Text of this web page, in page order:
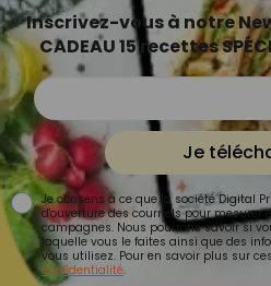
Inscrivez-vous à notre
CADEAU 15 recettes
Je
Je consens à ce que la société Digital
d'ouverture des courriels pour mesurer
campagnes. Nous pourrons savoir si
laquelle vous le faites ainsi que des
vous utilisez. Pour en savoir plus sur
confidentialité.